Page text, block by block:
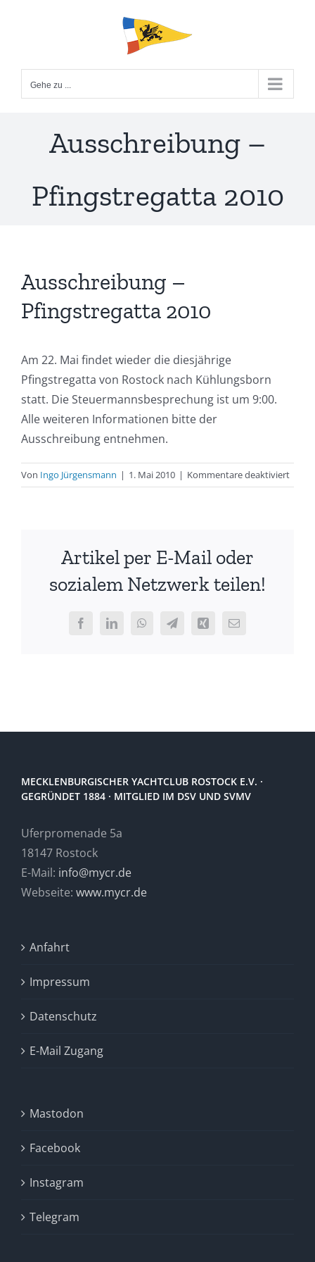
Gehe zu ...
Ausschreibung –
Pfingstregatta 2010
Ausschreibung –
Pfingstregatta 2010
Am 22. Mai findet wieder die diesjährige
Pfingstregatta von Rostock nach Kühlungsborn
statt. Die Steuermannsbesprechung ist um 9:00.
Alle weiteren Informationen bitte der
Ausschreibung entnehmen.
Von Ingo Jürgensmann | 1. Mai 2010 | Kommentare deaktiviertfür
Artikel per E-Mail oder
sozialem Netzwerk teilen!
FacebookLinkedInWhatsAppTelegramXing
E-
MECKLENBURGISCHER YACHTCLUB ROSTOCK E.V. ·
GEGRÜNDET 1884 · MITGLIED IM DSV UND SVMV
Uferpromenade 5a
18147 Rostock
E-Mail: info@mycr.de
Webseite: www.mycr.de
Anfahrt
Impressum
Datenschutz
E-Mail Zugang
Mastodon
Facebook
Instagram
Telegram